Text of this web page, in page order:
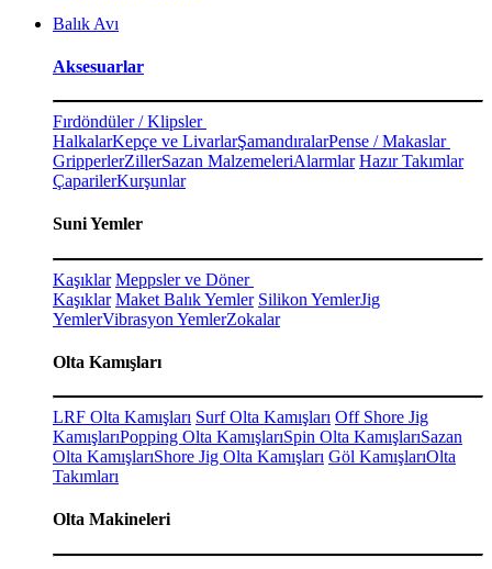
Balık Avı
Aksesuarlar
Fırdöndüler / Klipsler
HalkalarKepçe ve LivarlarŞamandıralarPense / Makaslar
GripperlerZillerSazan MalzemeleriAlarmlar Hazır Takımlar
ÇaparilerKurşunlar
Suni Yemler
Kaşıklar Meppsler ve Döner
Kaşıklar Maket Balık Yemler Silikon YemlerJig
YemlerVibrasyon YemlerZokalar
Olta Kamışları
LRF Olta Kamışları Surf Olta Kamışları Off Shore Jig
KamışlarıPopping Olta KamışlarıSpin Olta KamışlarıSazan
Olta KamışlarıShore Jig Olta Kamışları Göl KamışlarıOlta
Takımları
Olta Makineleri